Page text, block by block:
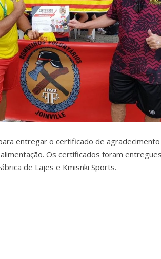
entregar o certificado de agradecimento
Os certificados foram
de Lajes e Kmisnki Sports.